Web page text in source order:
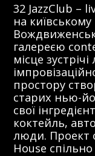
32 JazzClub –
на
галереєю
місце
простору
старих нью-
свої
коктейль,
люди. Проект
House